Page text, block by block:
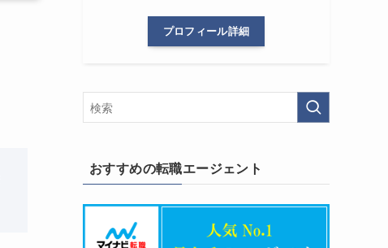
プロフィール詳細
おすすめの転職エージェント